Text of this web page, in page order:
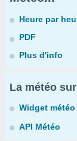
Heure par
PDF
Plus d'info
La météo
Widget météo
API Météo